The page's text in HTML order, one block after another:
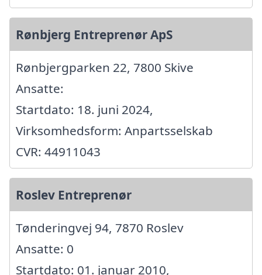
Rønbjerg Entreprenør ApS
Rønbjergparken 22, 7800 Skive
Ansatte:
Startdato: 18. juni 2024,
Virksomhedsform: Anpartsselskab
CVR: 44911043
Roslev Entreprenør
Tønderingvej 94, 7870 Roslev
Ansatte: 0
Startdato: 01. januar 2010,